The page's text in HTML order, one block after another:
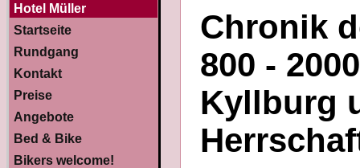
Hotel Müller
Startseite
Rundgang
Kontakt
Preise
Angebote
Bed & Bike
Bikers welcome!
Chronik
800 - 2000
Kyllburg